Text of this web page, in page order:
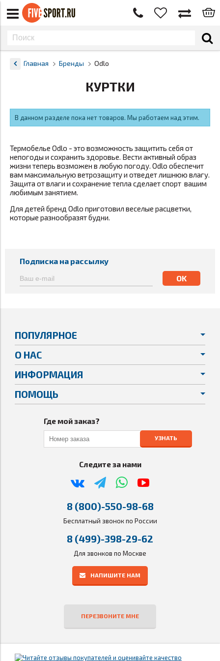
Главная Бренды Odlo
КУРТКИ
В данном разделе пока нет товаров. Мы работаем над этим.
Термобелье Odlo - это возможность защитить себя от
непогоды и сохранить здоровье. Вести активный образ
жизни теперь возможен в любую погоду. Odlo обеспечит
вам максимальную ветрозащиту и отведет лишнюю влагу.
Защита от влаги и сохранение тепла сделает спорт вашим
любимым занятием.
Для детей бренд Odlo приготовил веселые расцветки,
которые разнообразят будни.
Подписка на рассылку
ПОПУЛЯРНОЕ
О НАС
ИНФОРМАЦИЯ
ПОМОЩЬ
Где мой заказ?
УЗНАТЬ
Следите за нами
8 (800)-550-98-68
Бесплатный звонок по России
8 (499)-398-29-62
Для звонков по Москве
НАПИШИТЕ НАМ
ПЕРЕЗВОНИТЕ МНЕ